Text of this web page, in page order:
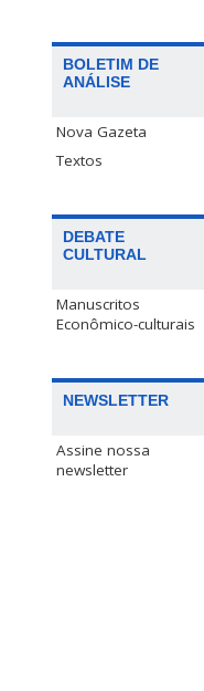
BOLETIM DE
ANÁLISE
Nova Gazeta
Textos
DEBATE
CULTURAL
Manuscritos
Econômico-culturais
NEWSLETTER
Assine nossa
newsletter